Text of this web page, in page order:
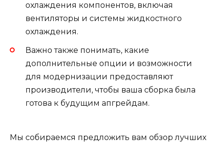
охлаждения компонентов, включая
вентиляторы и системы жидкостного
охлаждения.
Важно также понимать, какие
дополнительные опции и возможности
для модернизации предоставляют
производители, чтобы ваша сборка была
готова к будущим апгрейдам.
Мы собираемся предложить вам обзор лучших